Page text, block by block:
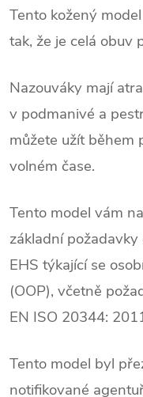
Tento kožený
tak, že je celá obuv
Nazouváky mají
v podmanivé a
můžete užít během
volném čase.
Tento model vám
základní
EHS týkající se
(OOP), včetně
EN ISO 20344:
Tento model byl
notifikované